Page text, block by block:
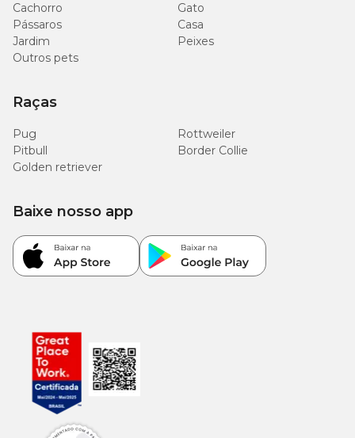
Cachorro
Gato
Pássaros
Casa
Jardim
Peixes
Outros pets
Raças
Pug
Rottweiler
Pitbull
Border Collie
Golden retriever
Baixe nosso app